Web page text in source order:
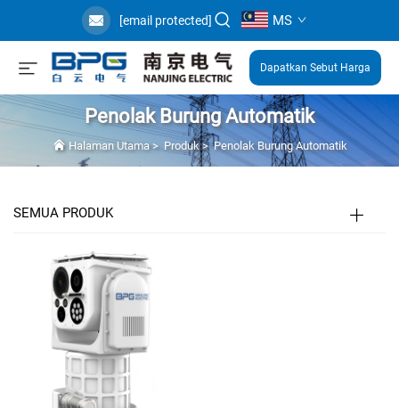
[email protected] MS
Dapatkan Sebut Harga
Penolak Burung Automatik
Halaman Utama> Produk>Penolak Burung Automatik
SEMUA PRODUK